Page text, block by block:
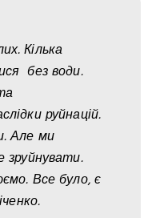
Кілька
без води.
руйнацій.
Але ми
зруйнувати.
Все було, є